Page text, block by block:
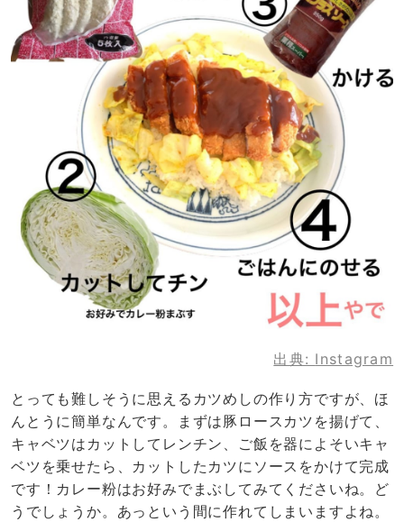
出典: Instagram
とっても難しそうに思えるカツめしの作り方ですが、ほ
んとうに簡単なんです。まずは豚ロースカツを揚げて、
キャベツはカットしてレンチン、ご飯を器によそいキャ
ベツを乗せたら、カットしたカツにソースをかけて完成
です！カレー粉はお好みでまぶしてみてくださいね。ど
うでしょうか。あっという間に作れてしまいますよね。